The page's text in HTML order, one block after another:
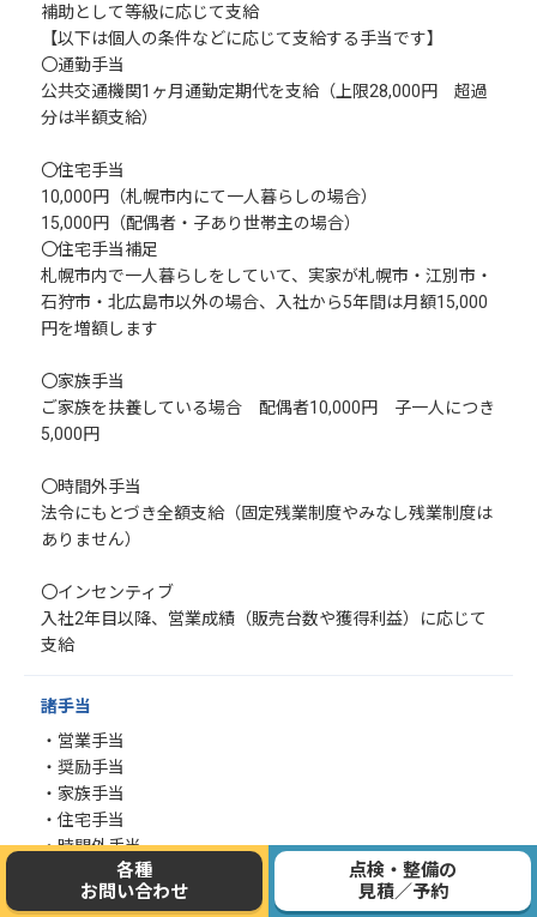
補助として等級に応じて支給
【以下は個人の条件などに応じて支給する手当です】
〇通勤手当
公共交通機関1ヶ月通勤定期代を支給（上限28,000円 超過
分は半額支給）
〇住宅手当
10,000円（札幌市内にて一人暮らしの場合）
15,000円（配偶者・子あり世帯主の場合）
〇住宅手当補足
札幌市内で一人暮らしをしていて、実家が札幌市・江別市・
石狩市・北広島市以外の場合、入社から5年間は月額15,000
円を増額します
〇家族手当
ご家族を扶養している場合 配偶者10,000円 子一人につき
5,000円
〇時間外手当
法令にもとづき全額支給（固定残業制度やみなし残業制度は
ありません）
〇インセンティブ
入社2年目以降、営業成績（販売台数や獲得利益）に応じて
支給
諸手当
・営業手当
・奨励手当
・家族手当
・住宅手当
・時間外手当
・通勤手当各種
お問い合わせ
点検・整備の
見積／予約